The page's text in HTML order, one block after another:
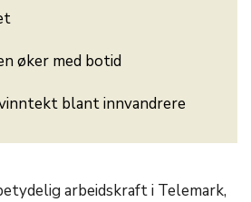
øker med botid
blant innvandrere
arbeidskraft i Telemark,